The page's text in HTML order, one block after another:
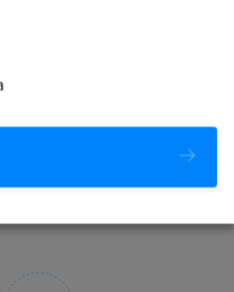
pracy naszych